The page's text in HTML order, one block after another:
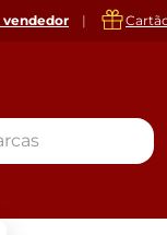
vendedor |